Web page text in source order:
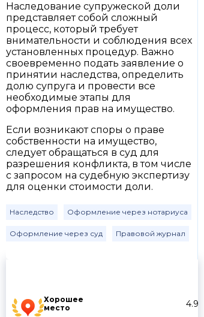
Хорошее
место
4.9
Наследование супружеской доли
представляет собой сложный
процесс, который требует
внимательности и соблюдения всех
установленных процедур. Важно
своевременно подать заявление о
принятии наследства, определить
долю супруга и провести все
необходимые этапы для
оформления прав на имущество.
Если возникают споры о праве
собственности на имущество,
следует обращаться в суд для
разрешения конфликта, в том числе
с запросом на судебную экспертизу
для оценки стоимости доли.
Наследство Оформление через нотариуса
Оформление через суд Правовой журнал